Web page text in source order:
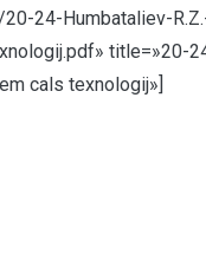
24-Humbataliev-
title=»20-
cals texnologij»]